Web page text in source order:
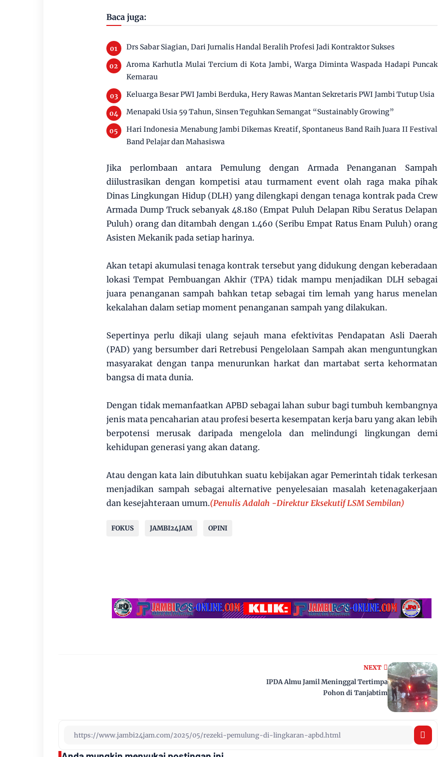
Baca juga:
Drs Sabar Siagian, Dari Jurnalis Handal Beralih Profesi Jadi Kontraktor Sukses
Aroma Karhutla Mulai Tercium di Kota Jambi, Warga Diminta Waspada Hadapi Puncak
Kemarau
Keluarga Besar PWI Jambi Berduka, Hery Rawas Mantan Sekretaris PWI Jambi Tutup Usia
Menapaki Usia 59 Tahun, Sinsen Teguhkan Semangat “Sustainably Growing”
Hari Indonesia Menabung Jambi Dikemas Kreatif, Spontaneus Band Raih Juara II Festival
Band Pelajar dan Mahasiswa
Jika perlombaan antara Pemulung dengan Armada Penanganan Sampah
diilustrasikan dengan kompetisi atau turmament event olah raga maka pihak
Dinas Lingkungan Hidup (DLH) yang dilengkapi dengan tenaga kontrak pada Crew
Armada Dump Truck sebanyak 48.180 (Empat Puluh Delapan Ribu Seratus Delapan
Puluh) orang dan ditambah dengan 1.460 (Seribu Empat Ratus Enam Puluh) orang
Asisten Mekanik pada setiap harinya.
Akan tetapi akumulasi tenaga kontrak tersebut yang didukung dengan keberadaan
lokasi Tempat Pembuangan Akhir (TPA) tidak mampu menjadikan DLH sebagai
juara penanganan sampah bahkan tetap sebagai tim lemah yang harus menelan
kekalahan dalam setiap moment penanganan sampah yang dilakukan.
Sepertinya perlu dikaji ulang sejauh mana efektivitas Pendapatan Asli Daerah
(PAD) yang bersumber dari Retrebusi Pengelolaan Sampah akan menguntungkan
masyarakat dengan tanpa menurunkan harkat dan martabat serta kehormatan
bangsa di mata dunia.
Dengan tidak memanfaatkan APBD sebagai lahan subur bagi tumbuh kembangnya
jenis mata pencaharian atau profesi beserta kesempatan kerja baru yang akan lebih
berpotensi merusak daripada mengelola dan melindungi lingkungan demi
kehidupan generasi yang akan datang.
Atau dengan kata lain dibutuhkan suatu kebijakan agar Pemerintah tidak terkesan
menjadikan sampah sebagai alternative penyelesaian masalah ketenagakerjaan
dan kesejahteraan umum.(Penulis Adalah -Direktur Eksekutif LSM Sembilan)
FOKUS JAMBI24JAM OPINI
NEXT
IPDA Almu Jamil Meninggal Tertimpa
Pohon di Tanjabtim